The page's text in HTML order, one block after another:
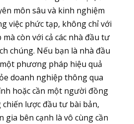
môn sâu và kinh nghiệm
việc phức tạp, không chỉ với
còn với cả các nhà đầu tư
chúng. Nếu bạn là nhà đầu
phương pháp hiệu quả
doanh nghiệp thông qua
hoặc cần một người đồng
lược đầu tư bài bản,
gia bên cạnh là vô cùng cần